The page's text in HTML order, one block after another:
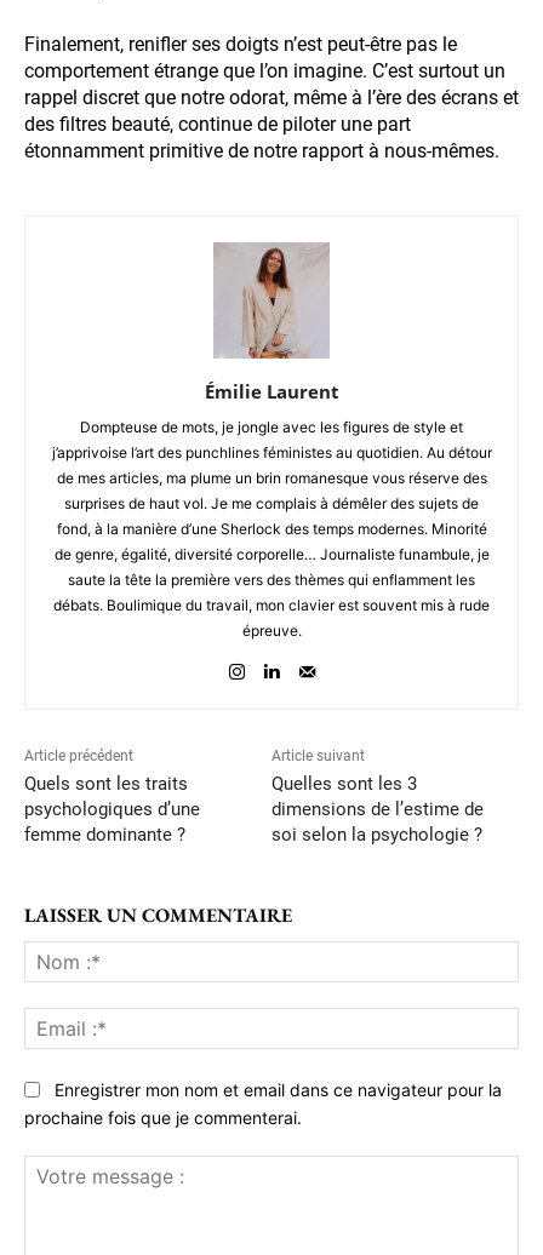
Finalement, renifler ses doigts n’est peut-être pas le
comportement étrange que l’on imagine. C’est surtout un
rappel discret que notre odorat, même à l’ère des écrans et
des filtres beauté, continue de piloter une part
étonnamment primitive de notre rapport à nous-mêmes.
Émilie Laurent
Dompteuse de mots, je jongle avec les figures de style et
j’apprivoise l’art des punchlines féministes au quotidien. Au détour
de mes articles, ma plume un brin romanesque vous réserve des
surprises de haut vol. Je me complais à démêler des sujets de
fond, à la manière d’une Sherlock des temps modernes. Minorité
de genre, égalité, diversité corporelle… Journaliste funambule, je
saute la tête la première vers des thèmes qui enflamment les
débats. Boulimique du travail, mon clavier est souvent mis à rude
épreuve.
Article précédent
Quels sont les traits
psychologiques d’une
femme dominante ?
Article suivant
Quelles sont les 3
dimensions de l’estime de
soi selon la psychologie ?
LAISSER UN COMMENTAIRE
:*
:*
Enregistrer mon nom et email dans ce navigateur pour la
prochaine fois que je commenterai.